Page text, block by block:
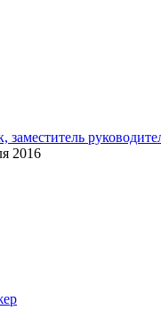
заместитель
2016